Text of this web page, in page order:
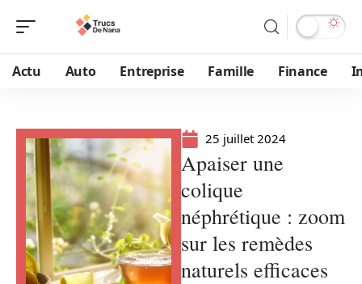
Actu Auto Entreprise Famille Finance
25 juillet 2024
Apaiser une
colique
néphrétique : zoom
sur les remèdes
naturels efficaces